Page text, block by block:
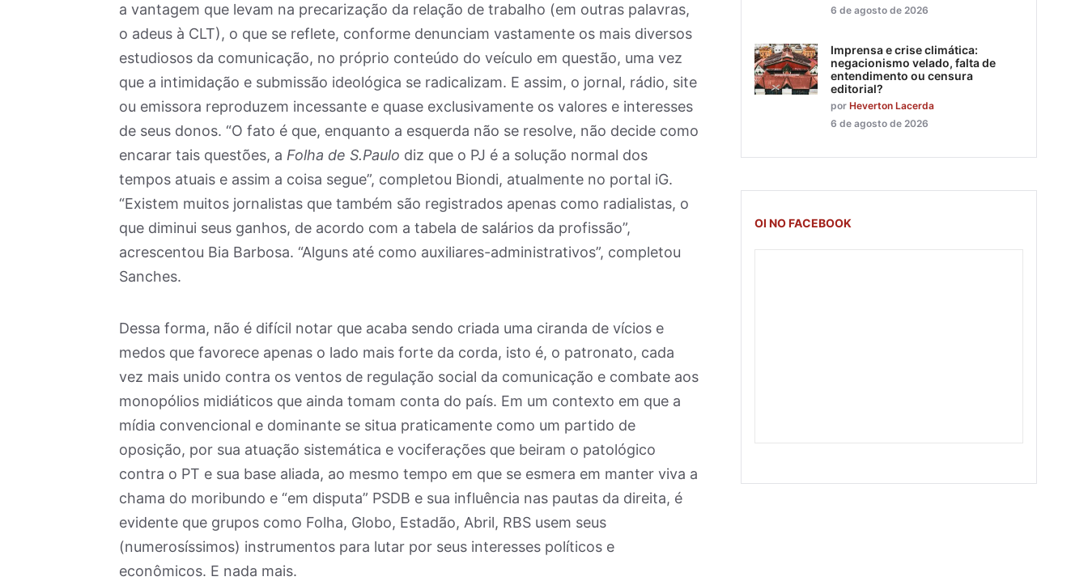
a vantagem que levam na precarização da relação de trabalho (em outras palavras,
o adeus à CLT), o que se reflete, conforme denunciam vastamente os mais diversos
estudiosos da comunicação, no próprio conteúdo do veículo em questão, uma vez
que a intimidação e submissão ideológica se radicalizam. E assim, o jornal, rádio, site
ou emissora reproduzem incessante e quase exclusivamente os valores e interesses
de seus donos. “O fato é que, enquanto a esquerda não se resolve, não decide como
encarar tais questões, a Folha de S.Paulo diz que o PJ é a solução normal dos
tempos atuais e assim a coisa segue”, completou Biondi, atualmente no portal iG.
“Existem muitos jornalistas que também são registrados apenas como radialistas, o
que diminui seus ganhos, de acordo com a tabela de salários da profissão”,
acrescentou Bia Barbosa. “Alguns até como auxiliares-administrativos”, completou
Sanches.
Dessa forma, não é difícil notar que acaba sendo criada uma ciranda de vícios e
medos que favorece apenas o lado mais forte da corda, isto é, o patronato, cada
vez mais unido contra os ventos de regulação social da comunicação e combate aos
monopólios midiáticos que ainda tomam conta do país. Em um contexto em que a
mídia convencional e dominante se situa praticamente como um partido de
oposição, por sua atuação sistemática e vociferações que beiram o patológico
contra o PT e sua base aliada, ao mesmo tempo em que se esmera em manter viva a
chama do moribundo e “em disputa” PSDB e sua influência nas pautas da direita, é
evidente que grupos como Folha, Globo, Estadão, Abril, RBS usem seus
(numerosíssimos) instrumentos para lutar por seus interesses políticos e
econômicos. E nada mais.
6 de agosto de 2026
Imprensa e crise climática:
negacionismo velado, falta de
entendimento ou censura
editorial?
por Heverton Lacerda
6 de agosto de 2026
OI NO FACEBOOK